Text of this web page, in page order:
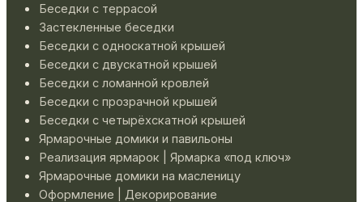
Беседки с террасой
Застекленные беседки
Беседки с односкатной крышей
Беседки с двускатной крышей
Беседки с ломанной кровлей
Беседки с прозрачной крышей
Беседки с четырёхскатной крышей
Ярмарочные домики и павильоны
Реализация ярмарок | Ярмарка «под ключ»
Ярмарочные домики на масленицу
Оформление | Декорирование